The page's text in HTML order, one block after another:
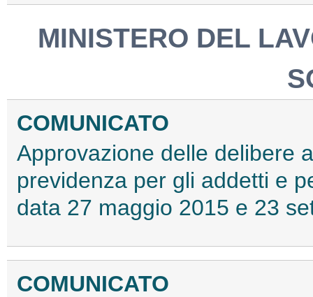
MINISTERO DEL
COMUNICATO
Approvazione delle delibere
previdenza per gli addetti e
data 27 maggio 2015 e 23
COMUNICATO